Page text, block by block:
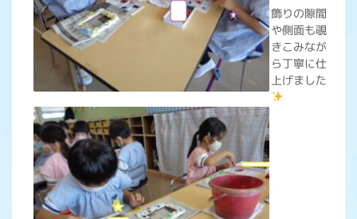
飾りの隙間
や側面も覗
きこみなが
ら丁寧に仕
上げました